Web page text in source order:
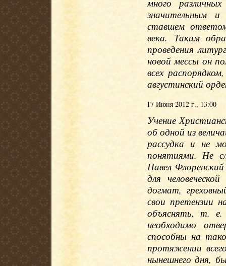
значительным и
ставшем
века. Таким
проведения
новой мессы он
всех
августинский
17 Июня 2012 г., 13:00
Учение
об одной из
рассудка и не
понятиями. Не
Павел
для
догмат,
свои претензии
объяснять, т.
необходимо
способны на
протяжении
нынешнего дня,